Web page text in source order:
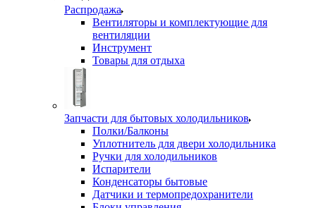
Распродажа
Вентиляторы и комплектующие для
вентиляции
Инструмент
Товары для отдыха
Запчасти для бытовых холодильников
Полки/Балконы
Уплотнитель для двери холодильника
Ручки для холодильников
Испарители
Конденсаторы бытовые
Датчики и термопредохранители